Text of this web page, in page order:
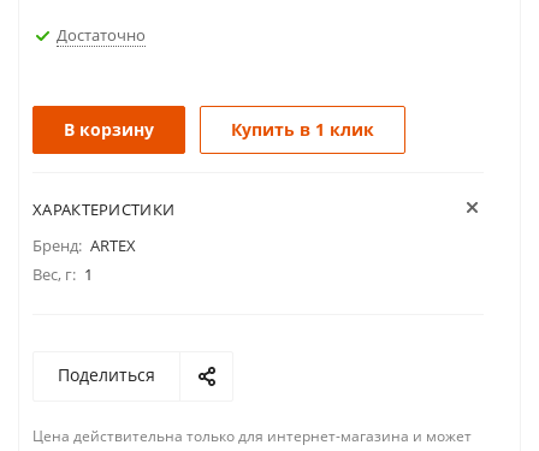
Достаточно
В корзину Купить в 1 клик
ХАРАКТЕРИСТИКИ
Бренд: ARTEX
Вес, г: 1
Поделиться
Цена действительна только для интернет-магазина и может